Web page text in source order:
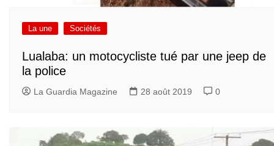
La une Sociétés
Lualaba: un motocycliste tué par une jeep de
la police
La Guardia Magazine 28 août 2019 0